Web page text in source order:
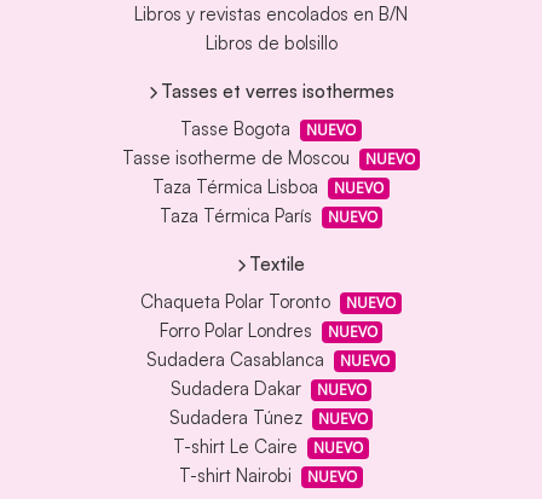
Libros y revistas encolados en B/N
Libros de bolsillo
Tasses et verres isothermes
Tasse Bogota
NUEVO
Tasse isotherme de Moscou NUEVO
Taza Térmica Lisboa NUEVO
Taza Térmica París NUEVO
Textile
Chaqueta Polar Toronto
NUEVO
Forro Polar Londres NUEVO
Sudadera Casablanca NUEVO
Sudadera Dakar NUEVO
Sudadera Túnez NUEVO
T-shirt Le Caire NUEVO
T-shirt Nairobi NUEVO